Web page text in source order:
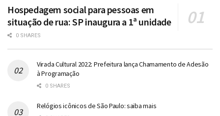
Hospedagem social para pessoas em
situação de rua: SP inaugura a 1ª unidade
0 SHARES
Virada Cultural 2022: Prefeitura lança Chamamento de Adesão
à Programação
0 SHARES
Relógios icônicos de São Paulo: saiba mais